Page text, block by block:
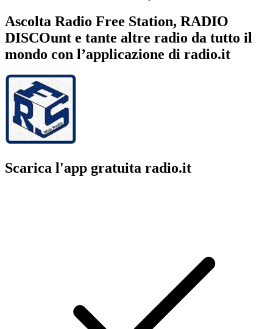
Ascolta Radio Free Station, RADIO
DISCOunt e tante altre radio da tutto il
mondo con l’applicazione di radio.it
Scarica l'app gratuita radio.it